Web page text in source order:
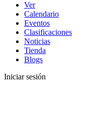
Ver
Calendario
Eventos
Clasificaciones
Noticias
Tienda
Blogs
Iniciar sesión